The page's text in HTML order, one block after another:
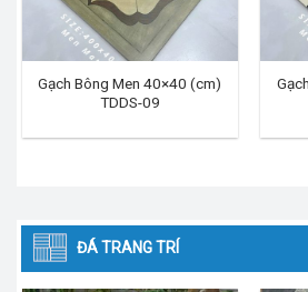
Gạch Bông Men 40×40 (cm)
TDDS-09
ĐÁ TRANG TRÍ